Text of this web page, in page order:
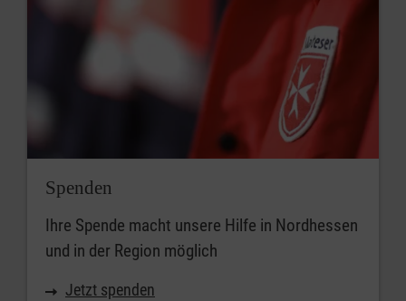
Spenden
Ihre Spende macht unsere Hilfe in Nordhessen
und in der Region möglich
Jetzt spenden